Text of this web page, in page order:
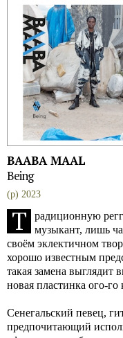
BAABA MAAL
Being
(p) 2023
Т
радиционную
музыкант, лишь
своём эклектичном
хорошо известным
такая замена выглядит
новая пластинка ого-го
Cенегальский певец,
предпочитающий